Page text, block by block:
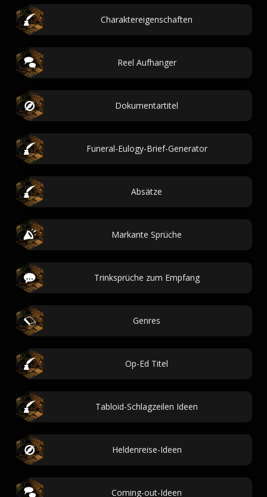
Charaktereigenschaften
Reel Aufhanger
Dokumentartitel
Funeral-Eulogy-Brief-Generator
Absätze
Markante Sprüche
Trinksprüche zum Empfang
Genres
Op-Ed Titel
Tabloid-Schlagzeilen Ideen
Heldenreise-Ideen
Coming-out-Ideen